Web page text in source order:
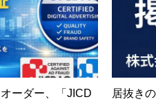
ーダー、「JICD
居抜き